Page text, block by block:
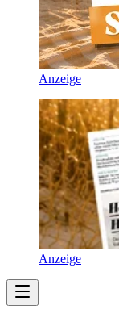
Anzeige
Anzeige